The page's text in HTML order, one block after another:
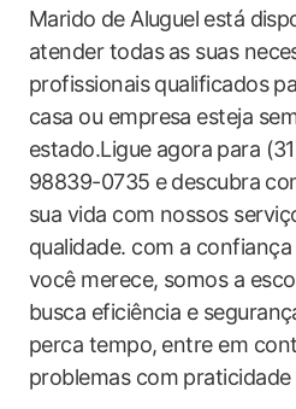
Marido⁢ de Aluguel⁣ está
atender ​todas ⁣as suas
profissionais qualificados
casa ou empresa esteja
estado.Ligue agora ⁤para
98839-0735 e⁣ descubra
sua vida com nossos
qualidade. com a
você merece, somos ‌a
‍busca‍ eficiência e
perca tempo, ⁣entre em
problemas com praticidade